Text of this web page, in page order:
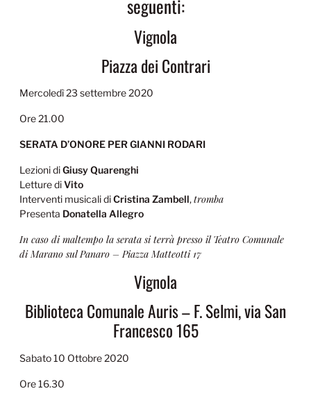
seguenti:
Vignola
Piazza dei Contrari
Mercoledì 23 settembre 2020
Ore 21.00
SERATA D’ONORE PER GIANNI RODARI
Lezioni diGiusy Quarenghi
Letture diVito
Interventi musicali diCristina Zambell,tromba
Presenta Donatella Allegro
In caso di maltempo la serata si terrà presso il Teatro Comunale
di Marano sul Panaro – Piazza Matteotti 17
Vignola
Biblioteca Comunale Auris – F. Selmi, via San
Francesco 165
Sabato 10 Ottobre 2020
Ore 16.30